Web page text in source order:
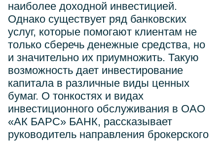
наиболее доходной инвестицией.
Однако существует ряд банковских
услуг, которые помогают клиентам не
только сберечь денежные средства, но
и значительно их приумножить. Такую
возможность дает инвестирование
капитала в различные виды ценных
бумаг. О тонкостях и видах
инвестиционного обслуживания в ОАО
«АК БАРС» БАНК, рассказывает
руководитель направления брокерского